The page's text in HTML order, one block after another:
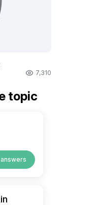
7,310
topic
answers